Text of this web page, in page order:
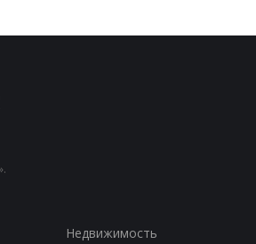
Недвижимость